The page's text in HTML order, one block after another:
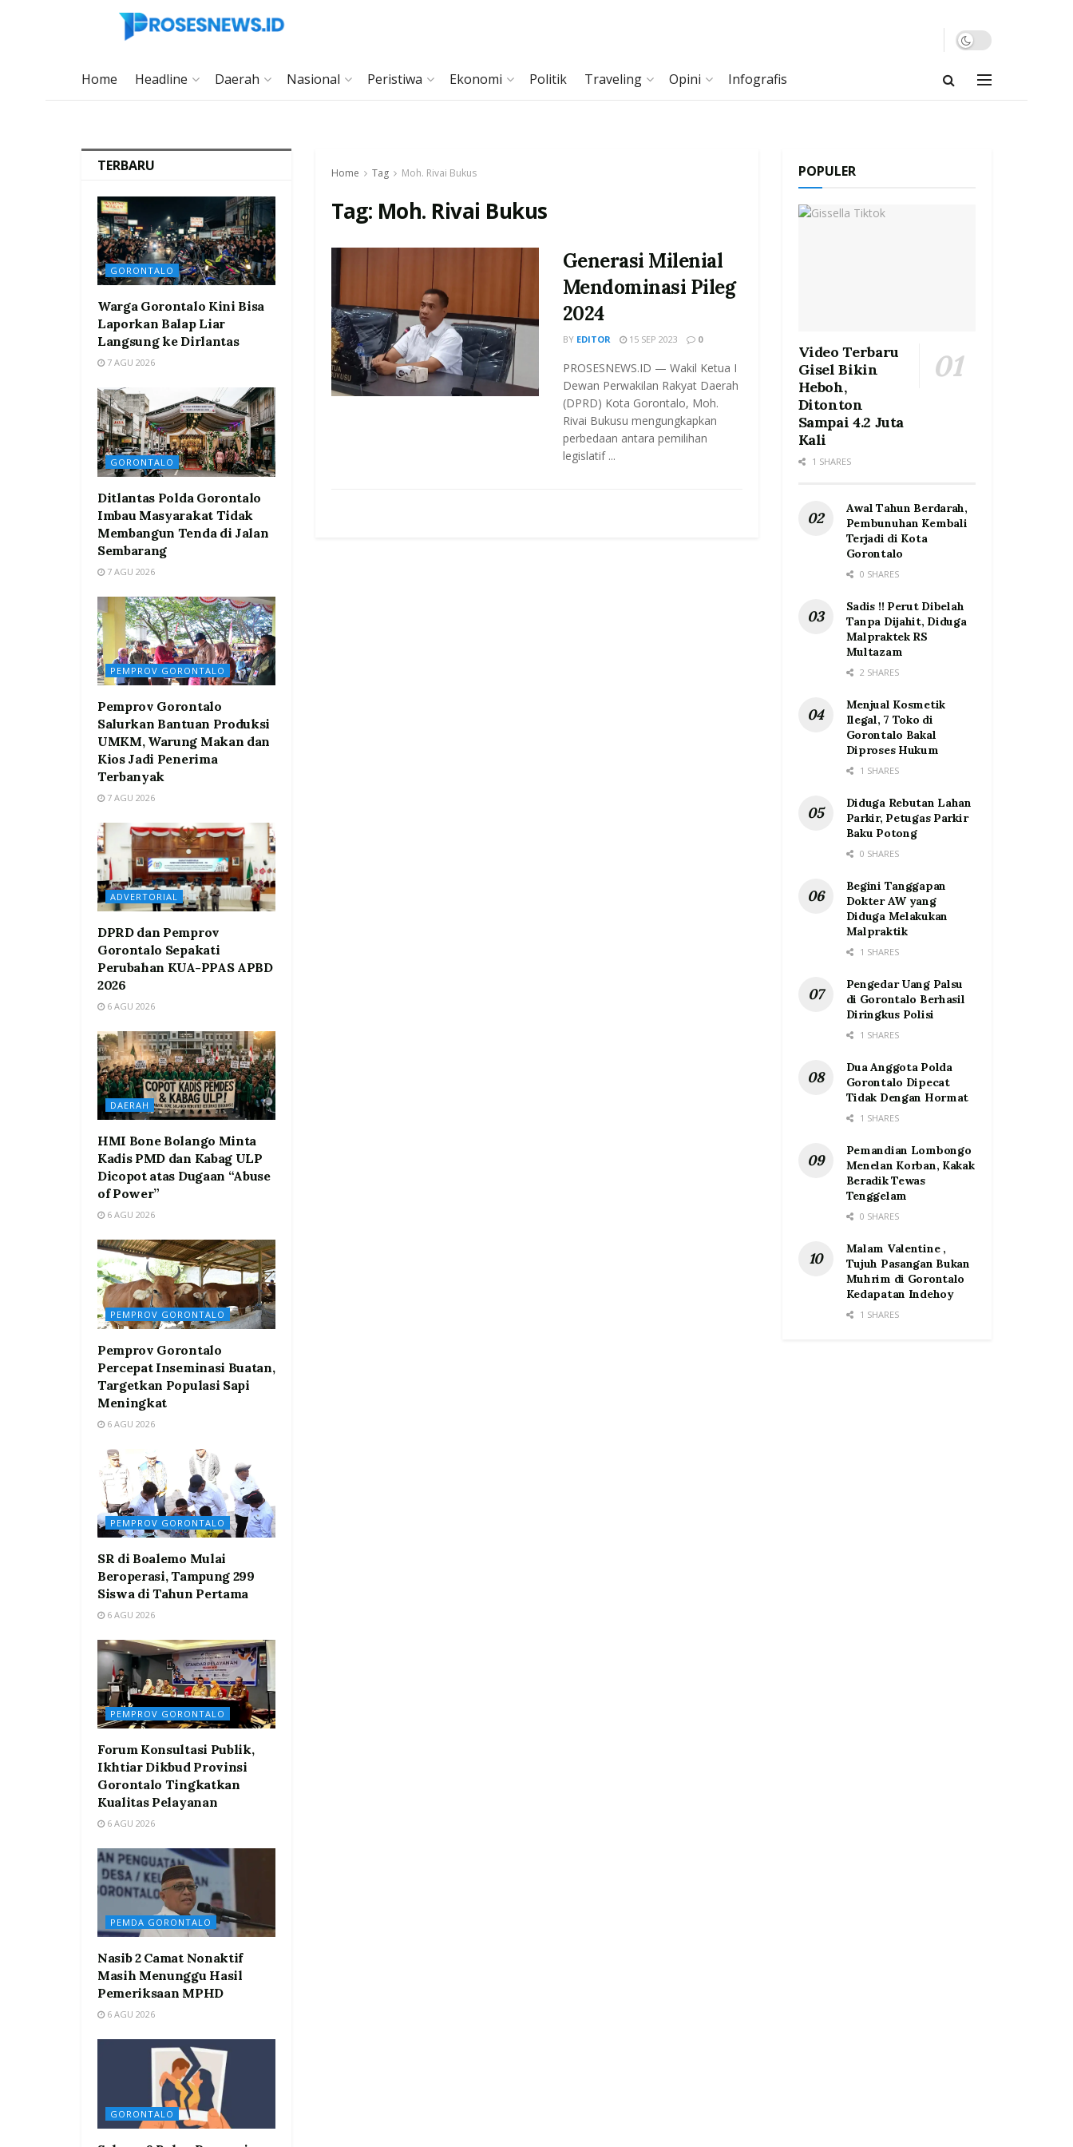
Home Headline Daerah Nasional Peristiwa Ekonomi Politik Traveling Opini Infografis
Home Tag Moh. Rivai Bukus
Tag: Moh. Rivai Bukus
Generasi Milenial
Mendominasi Pileg
2024
BY EDITOR 15 SEP 2023 0
PROSESNEWS.ID — Wakil Ketua I
Dewan Perwakilan Rakyat Daerah
(DPRD) Kota Gorontalo, Moh.
Rivai Bukusu mengungkapkan
perbedaan antara pemilihan
legislatif ...
TERBARU
GORONTALO
Warga Gorontalo Kini Bisa
Laporkan Balap Liar
Langsung ke Dirlantas
7 AGU 2026
GORONTALO
Ditlantas Polda Gorontalo
Imbau Masyarakat Tidak
Membangun Tenda di Jalan
Sembarang
7 AGU 2026
PEMPROV GORONTALO
Pemprov Gorontalo
Salurkan Bantuan Produksi
UMKM, Warung Makan dan
Kios Jadi Penerima
Terbanyak
7 AGU 2026
ADVERTORIAL
DPRD dan Pemprov
Gorontalo Sepakati
Perubahan KUA-PPAS APBD
2026
6 AGU 2026
DAERAH
HMI Bone Bolango Minta
Kadis PMD dan Kabag ULP
Dicopot atas Dugaan “Abuse
of Power”
6 AGU 2026
PEMPROV GORONTALO
Pemprov Gorontalo
Percepat Inseminasi Buatan,
Targetkan Populasi Sapi
Meningkat
6 AGU 2026
PEMPROV GORONTALO
SR di Boalemo Mulai
Beroperasi, Tampung 299
Siswa di Tahun Pertama
6 AGU 2026
PEMPROV GORONTALO
Forum Konsultasi Publik,
Ikhtiar Dikbud Provinsi
Gorontalo Tingkatkan
Kualitas Pelayanan
6 AGU 2026
PEMDA GORONTALO
Nasib 2 Camat Nonaktif
Masih Menunggu Hasil
Pemeriksaan MPHD
6 AGU 2026
GORONTALO
POPULER
Video Terbaru
Gisel Bikin
Heboh,
Ditonton
Sampai 4.2 Juta
Kali
1 SHARES
Awal Tahun Berdarah,
Pembunuhan Kembali
Terjadi di Kota
Gorontalo
0 SHARES
Sadis !! Perut Dibelah
Tanpa Dijahit, Diduga
Malpraktek RS
Multazam
2 SHARES
Menjual Kosmetik
Ilegal, 7 Toko di
Gorontalo Bakal
Diproses Hukum
1 SHARES
Diduga Rebutan Lahan
Parkir, Petugas Parkir
Baku Potong
0 SHARES
Begini Tanggapan
Dokter AW yang
Diduga Melakukan
Malpraktik
1 SHARES
Pengedar Uang Palsu
di Gorontalo Berhasil
Diringkus Polisi
1 SHARES
Dua Anggota Polda
Gorontalo Dipecat
Tidak Dengan Hormat
1 SHARES
Pemandian Lombongo
Menelan Korban, Kakak
Beradik Tewas
Tenggelam
0 SHARES
Malam Valentine ,
Tujuh Pasangan Bukan
Muhrim di Gorontalo
Kedapatan Indehoy
1 SHARES